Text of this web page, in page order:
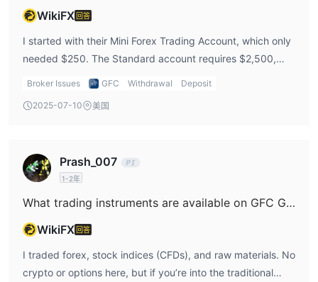
WikiFX 回答
I started with their Mini Forex Trading Account, which only
needed $250. The Standard account requires $2,500,
which felt like a big jump, so I waited before upgrading.
Broker Issues GFC Withdrawal Deposit
2025-07-10 美国
Prash_007
1-2年
What trading instruments are available on GFC Global?
WikiFX 回答
I traded forex, stock indices (CFDs), and raw materials. No
crypto or options here, but if you’re into the traditional